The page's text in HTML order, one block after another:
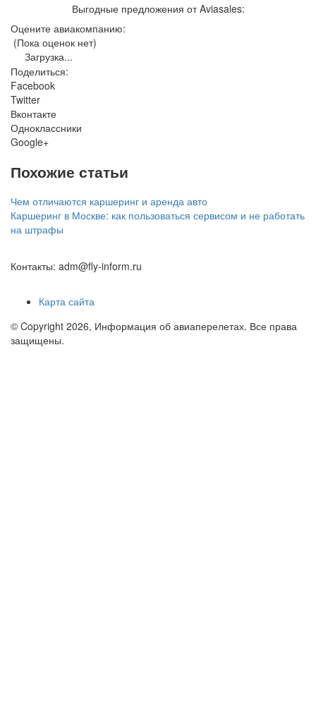
Выгодные предложения от Aviasales:
Оцените авиакомпанию:
(Пока оценок нет)
Загрузка...
Поделиться:
Facebook
Twitter
Вконтакте
Одноклассники
Google+
Похожие статьи
Чем отличаются каршеринг и аренда авто
Каршеринг в Москве: как пользоваться сервисом и не работать
на штрафы
Контакты: adm@fly-inform.ru
Карта сайта
© Copyright 2026, Информация об авиаперелетах. Все права
защищены.